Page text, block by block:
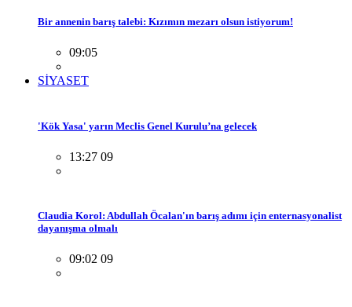
Bir annenin barış talebi: Kızımın mezarı olsun istiyorum!
09:05
SİYASET
'Kök Yasa' yarın Meclis Genel Kurulu’na gelecek
13:27 09
Claudia Korol: Abdullah Öcalan'ın barış adımı için enternasyonalist
dayanışma olmalı
09:02 09